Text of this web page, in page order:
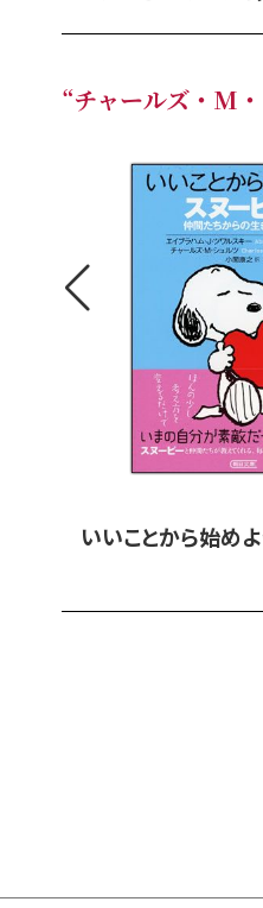
“チャールズ・M
いいことから始め